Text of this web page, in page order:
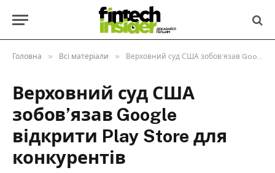
Головна » Всі матеріали » Верховний суд США зобов’язав Google відкрити Play Store для конкурентів
Верховний суд США
зобов’язав Google
відкрити Play Store для
конкурентів